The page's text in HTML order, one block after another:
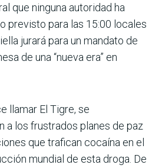
que ninguna autoridad ha
previsto para las 15:00 locales
jurará para un mandato de
de una “nueva era” en
llamar El Tigre, se
a los frustrados planes de paz
que trafican cocaína en el
mundial de esta droga. De